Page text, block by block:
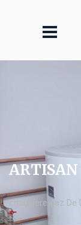
ARTISAN
chaudière gaz De